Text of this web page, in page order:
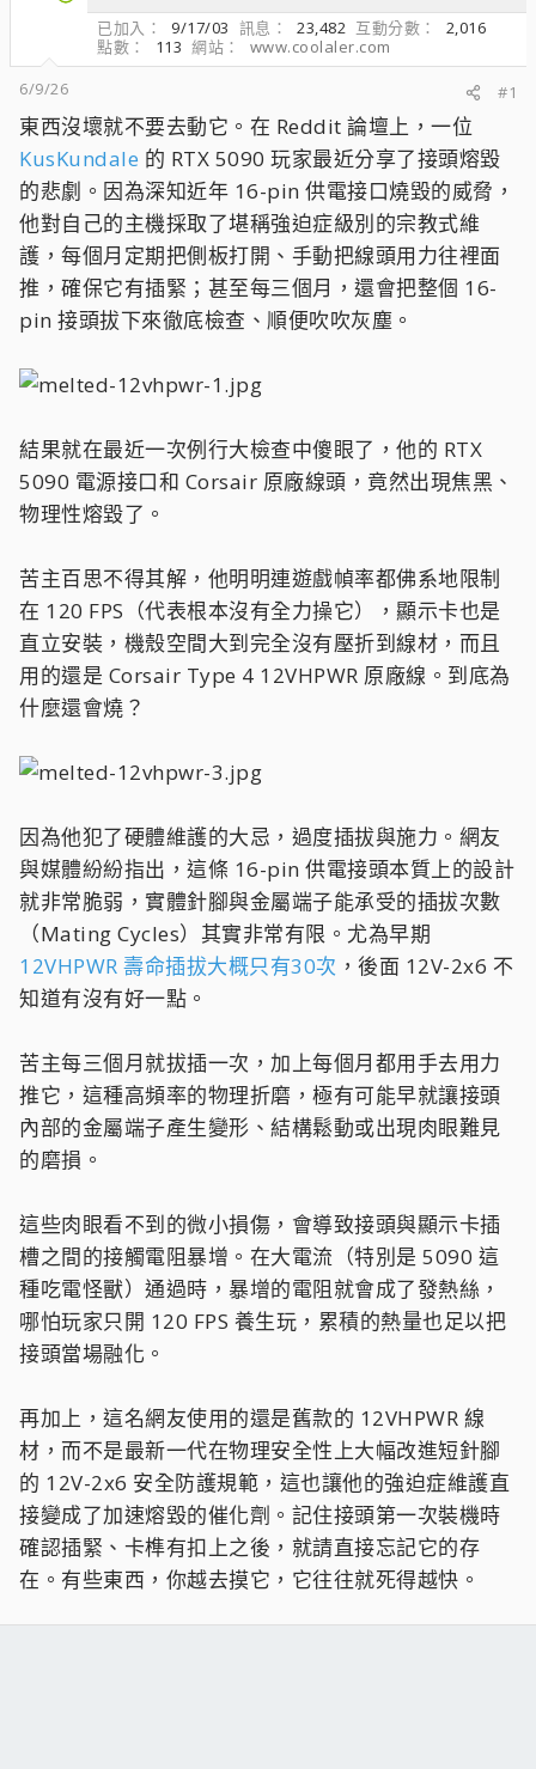
已加入
9/17/03 訊息 23,482 互動分數
2,016
點數
113 網站
www.coolaler.com
6/9/26
#1
東西沒壞就不要去動它。在 Reddit 論壇上，一位
KusKundale 的 RTX 5090 玩家最近分享了接頭熔毀
的悲劇。因為深知近年 16-pin 供電接口燒毀的威脅，
他對自己的主機採取了堪稱強迫症級別的宗教式維
護，每個月定期把側板打開、手動把線頭用力往裡面
推，確保它有插緊；甚至每三個月，還會把整個 16-
pin 接頭拔下來徹底檢查、順便吹吹灰塵。
結果就在最近一次例行大檢查中傻眼了，他的 RTX
5090 電源接口和 Corsair 原廠線頭，竟然出現焦黑、
物理性熔毀了。
苦主百思不得其解，他明明連遊戲幀率都佛系地限制
在 120 FPS（代表根本沒有全力操它），顯示卡也是
直立安裝，機殼空間大到完全沒有壓折到線材，而且
用的還是 Corsair Type 4 12VHPWR 原廠線。到底為
什麼還會燒？
因為他犯了硬體維護的大忌，過度插拔與施力。網友
與媒體紛紛指出，這條 16-pin 供電接頭本質上的設計
就非常脆弱，實體針腳與金屬端子能承受的插拔次數
（Mating Cycles）其實非常有限。尤為早期
12VHPWR 壽命插拔大概只有30次 ，後面 12V-2x6 不
知道有沒有好一點。
苦主每三個月就拔插一次，加上每個月都用手去用力
推它，這種高頻率的物理折磨，極有可能早就讓接頭
內部的金屬端子產生變形、結構鬆動或出現肉眼難見
的磨損。
這些肉眼看不到的微小損傷，會導致接頭與顯示卡插
槽之間的接觸電阻暴增。在大電流（特別是 5090 這
種吃電怪獸）通過時，暴增的電阻就會成了發熱絲，
哪怕玩家只開 120 FPS 養生玩，累積的熱量也足以把
接頭當場融化。
再加上，這名網友使用的還是舊款的 12VHPWR 線
材，而不是最新一代在物理安全性上大幅改進短針腳
的 12V-2x6 安全防護規範，這也讓他的強迫症維護直
接變成了加速熔毀的催化劑。記住接頭第一次裝機時
確認插緊、卡榫有扣上之後，就請直接忘記它的存
在。有些東西，你越去摸它，它往往就死得越快。